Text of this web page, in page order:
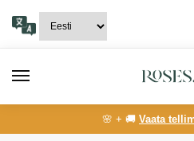
navigation
content
🌸 + 🚚 Vaata